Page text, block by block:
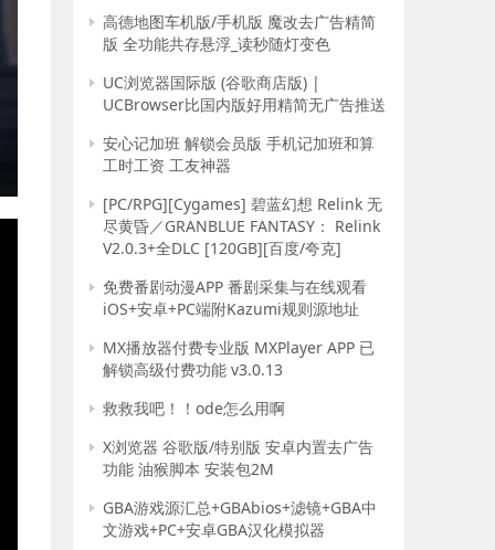
高德地图车机版/手机版 魔改去广告精简
版 全功能共存悬浮_读秒随灯变色
UC浏览器国际版 (谷歌商店版) |
UCBrowser比国内版好用精简无广告推送
安心记加班 解锁会员版 手机记加班和算
工时工资 工友神器
[PC/RPG][Cygames] 碧蓝幻想 Relink 无
尽黄昏／GRANBLUE FANTASY： Relink
V2.0.3+全DLC [120GB][百度/夸克]
免费番剧动漫APP 番剧采集与在线观看
iOS+安卓+PC端附Kazumi规则源地址
MX播放器付费专业版 MXPlayer APP 已
解锁高级付费功能 v3.0.13
救救我吧！！ode怎么用啊
X浏览器 谷歌版/特别版 安卓内置去广告
功能 油猴脚本 安装包2M
GBA游戏源汇总+GBAbios+滤镜+GBA中
文游戏+PC+安卓GBA汉化模拟器